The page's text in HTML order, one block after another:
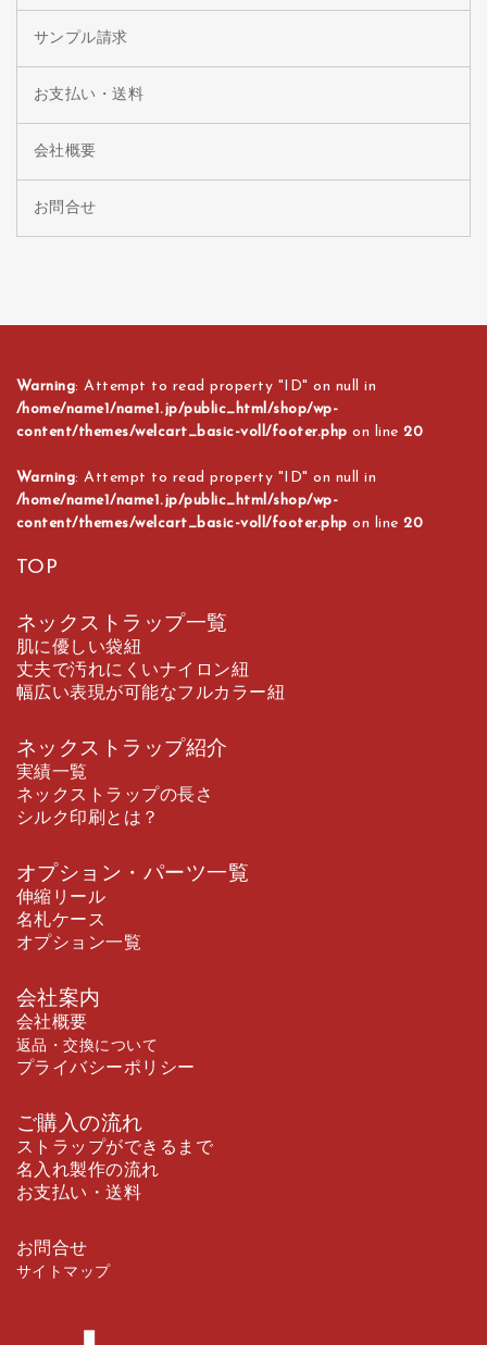
サンプル請求
お支払い・送料
会社概要
お問合せ
Warning: Attempt to read property "ID" on null in
/home/name1/name1.jp/public_html/shop/wp-
content/themes/welcart_basic-voll/footer.php on line20
Warning: Attempt to read property "ID" on null in
/home/name1/name1.jp/public_html/shop/wp-
content/themes/welcart_basic-voll/footer.php on line20
TOP
ネックストラップ一覧
肌に優しい袋紐
丈夫で汚れにくいナイロン紐
幅広い表現が可能なフルカラー紐
ネックストラップ紹介
実績一覧
ネックストラップの長さ
シルク印刷とは？
オプション・パーツ一覧
伸縮リール
名札ケース
オプション一覧
会社案内
会社概要
返品・交換について
プライバシーポリシー
ご購入の流れ
ストラップができるまで
名入れ製作の流れ
お支払い・送料
お問合せ
サイトマップ